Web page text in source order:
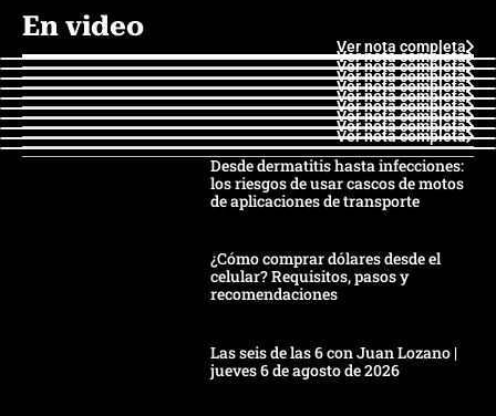
En video
Ver nota completa
Ver nota completa
Ver nota completa
Ver nota completa
Ver nota completa
Ver nota completa
Ver nota completa
Ver nota completa
Ver nota completa
Ver nota completa
Desde dermatitis hasta infecciones:
los riesgos de usar cascos de motos
de aplicaciones de transporte
¿Cómo comprar dólares desde el
celular? Requisitos, pasos y
recomendaciones
Las seis de las 6 con Juan Lozano |
jueves 6 de agosto de 2026